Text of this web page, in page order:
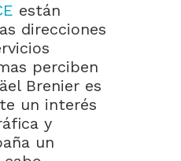
están
direcciones
perciben
Brenier es
un interés
y
un